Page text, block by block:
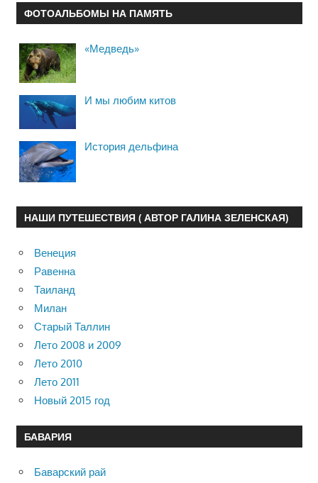
ФОТОАЛЬБОМЫ НА ПАМЯТЬ
«Медведь»
И мы любим китов
История дельфина
НАШИ ПУТЕШЕСТВИЯ ( АВТОР ГАЛИНА ЗЕЛЕНСКАЯ)
Венеция
Равенна
Таиланд
Милан
Старый Таллин
Лето 2008 и 2009
Лето 2010
Лето 2011
Новый 2015 год
БАВАРИЯ
Баварский рай